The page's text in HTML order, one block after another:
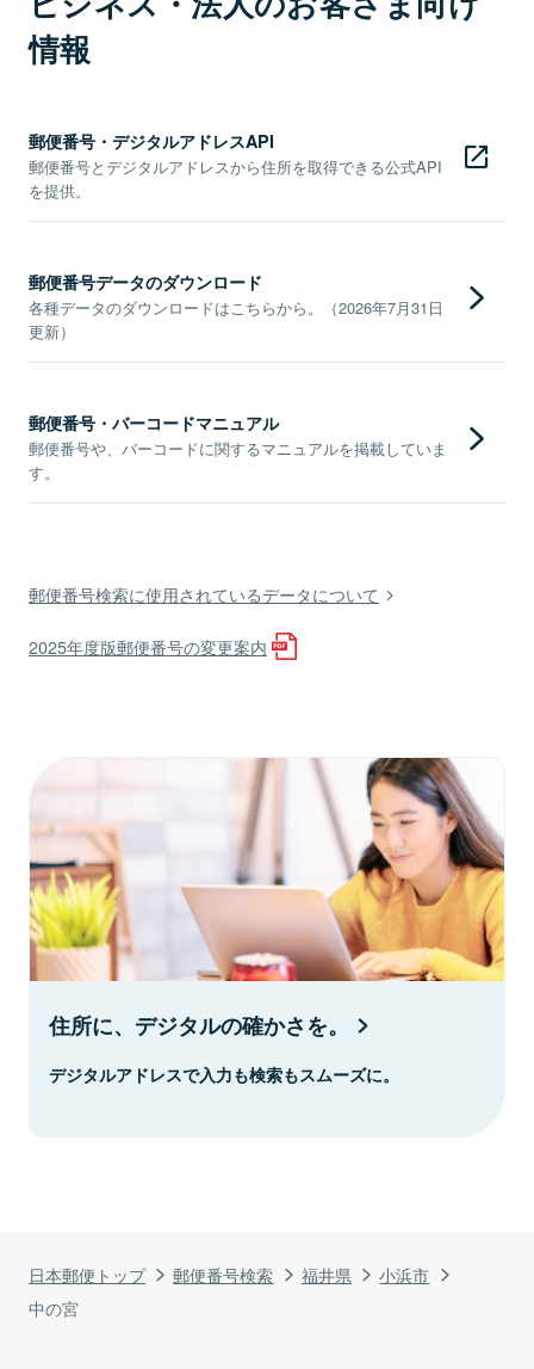
日本郵便トップ 郵便番号検索 福井県
小浜市
中の宮
情報
郵便番号・デジタルアドレスAPI
郵便番号とデジタルアドレスから住所を取得できる公式API
を提供。
郵便番号データのダウンロード
各種データのダウンロードはこちらから。（2026年7月31日
更新）
郵便番号・バーコードマニュアル
郵便番号や、バーコードに関するマニュアルを掲載していま
す。
郵便番号検索に使用されているデータについて
2025年度版郵便番号の変更案内
住所に、デジタルの確かさを。
デジタルアドレスで入力も検索もスムーズに。